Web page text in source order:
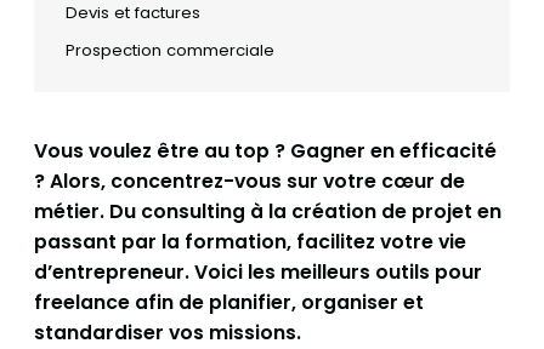
Devis et factures
Prospection commerciale
Vous voulez être au top ? Gagner en efficacité
? Alors, concentrez-vous sur votre cœur de
métier. Du consulting à la création de projet en
passant par la formation, facilitez votre vie
d’entrepreneur. Voici les meilleurs outils pour
freelance afin de planifier, organiser et
standardiser vos missions.